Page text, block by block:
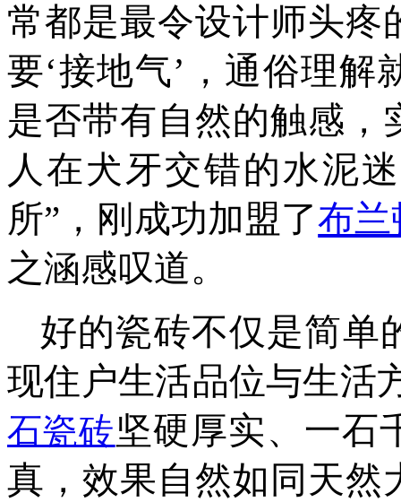
常都是最令设计师头疼
要‘接地气’，通俗理
是否带有自然的触感，
人在犬牙交错的水泥
所”，刚成功加盟了布兰
之涵感叹道。
好的瓷砖不仅是简单
现住户生活品位与生活
石瓷砖坚硬厚实、一石
真，效果自然如同天然